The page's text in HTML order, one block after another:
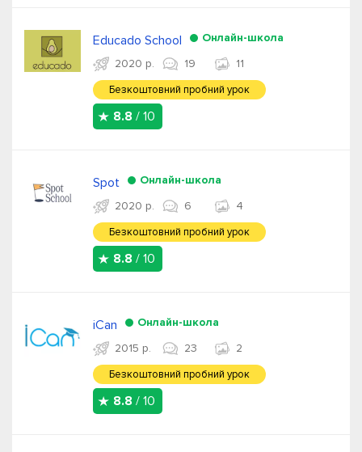
Educado School
Онлайн-школа
2020 р.
19 11
Безкоштовний пробний урок
8.8 / 10
Spot
Онлайн-школа
2020 р.
6 4
Безкоштовний пробний урок
8.8 / 10
iCan
Онлайн-школа
2015 р.
23 2
Безкоштовний пробний урок
8.8 / 10